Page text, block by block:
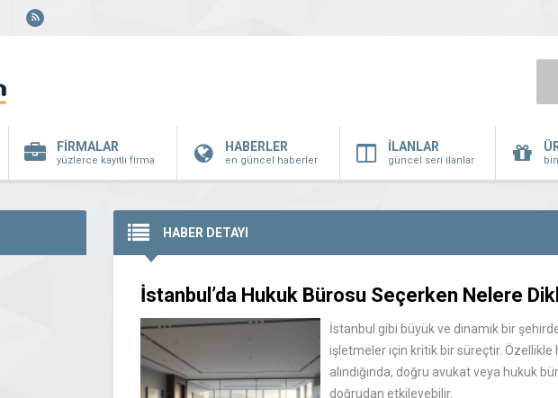
FİRMALAR
yüzlerce kayıtlı firma
HABERLER
en güncel haberler
İLANLAR
güncel seri ilanlar
HABER DETAYI
İstanbul’da Hukuk Bürosu Seçerken Nelere
İstanbul gibi büyük ve dinamik bir
işletmeler için kritik bir süreçtir. Özellikle
alındığında, doğru avukat veya hukuk
doğrudan etkileyebilir.